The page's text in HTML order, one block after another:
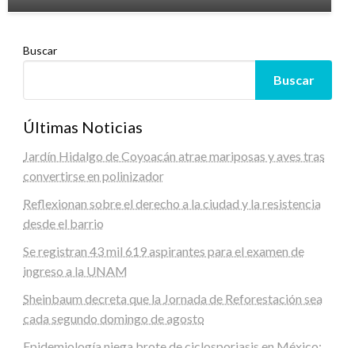
Buscar
Buscar
Últimas Noticias
Jardín Hidalgo de Coyoacán atrae mariposas y aves tras
convertirse en polinizador
Reflexionan sobre el derecho a la ciudad y la resistencia
desde el barrio
Se registran 43 mil 619 aspirantes para el examen de
ingreso a la UNAM
Sheinbaum decreta que la Jornada de Reforestación sea
cada segundo domingo de agosto